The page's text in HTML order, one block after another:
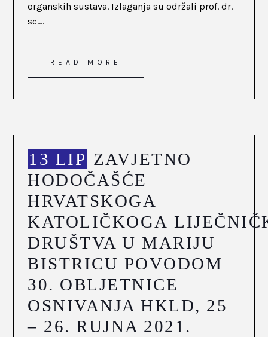
organskih sustava. Izlaganja su održali prof. dr.
sc....
READ MORE
13 LIP ZAVJETNO
HODOČAŠĆE
HRVATSKOGA
KATOLIČKOGA
DRUŠTVA U MARIJU
BISTRICU POVODOM
30. OBLJETNICE
OSNIVANJA HKLD, 25
– 26. RUJNA 2021.